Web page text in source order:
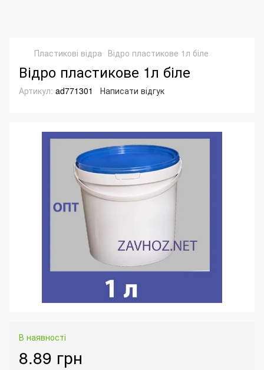
Пластикові відра Відро пластикове 1л біле
Відро пластикове 1л біле
Артикул: ad771301 Написати відгук
В наявності
8.89 грн